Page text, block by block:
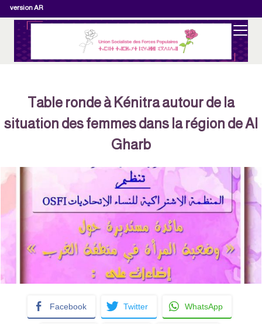
version AR
Table ronde à Kénitra autour de la
situation des femmes dans la région de Al
Gharb
Facebook Twitter WhatsApp